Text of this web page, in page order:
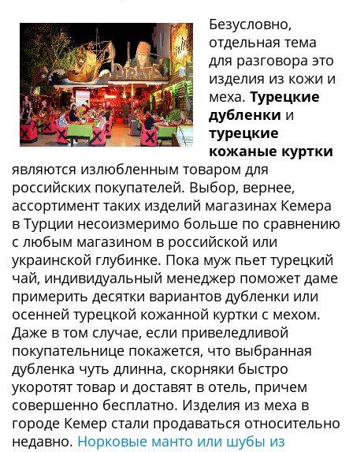
Безусловно,
отдельная тема
для разговора это
изделия из кожи и
меха. Турецкие
дубленки и
турецкие
кожаные куртки
являются излюбленным товаром для
российских покупателей. Выбор, вернее,
ассортимент таких изделий магазинах Кемера
в Турции несоизмеримо больше по сравнению
с любым магазином в российской или
украинской глубинке. Пока муж пьет турецкий
чай, индивидуальный менеджер поможет даме
примерить десятки вариантов дубленки или
осенней турецкой кожанной куртки с мехом.
Даже в том случае, если привеледливой
покупательнице покажется, что выбранная
дубленка чуть длинна, скорняки быстро
укоротят товар и доставят в отель, причем
совершенно бесплатно. Изделия из меха в
городе Кемер стали продаваться относительно
недавно. Норковые манто или шубы из